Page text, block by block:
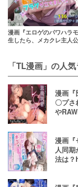
漫画『エロゲのパワハラ
生したら、メカクレ主人
最安で読めるサービスは
シラ】
「TL漫画」の人
漫画『
〇プ
や
漫画『
人同
法は？